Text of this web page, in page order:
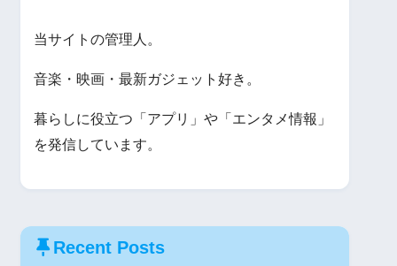
当サイトの管理人。
音楽・映画・最新ガジェット好き。
暮らしに役立つ「アプリ」や「エンタメ情報」
を発信しています。
Recent Posts